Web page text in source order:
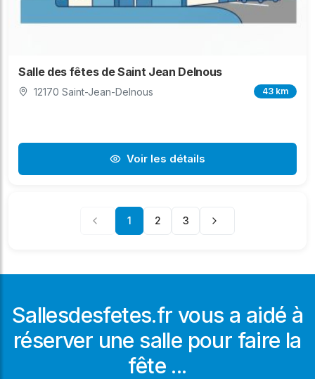
Salle des fêtes de Saint Jean Delnous
12170 Saint-Jean-Delnous 43 km
Voir les détails
1 2 3
Sallesdesfetes.fr vous a aidé à
réserver une salle pour faire la
fête ...